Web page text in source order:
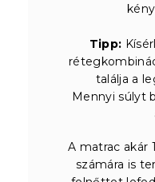
Tipp:
találja a
Mennyi súlyt
A matrac akár
számára is